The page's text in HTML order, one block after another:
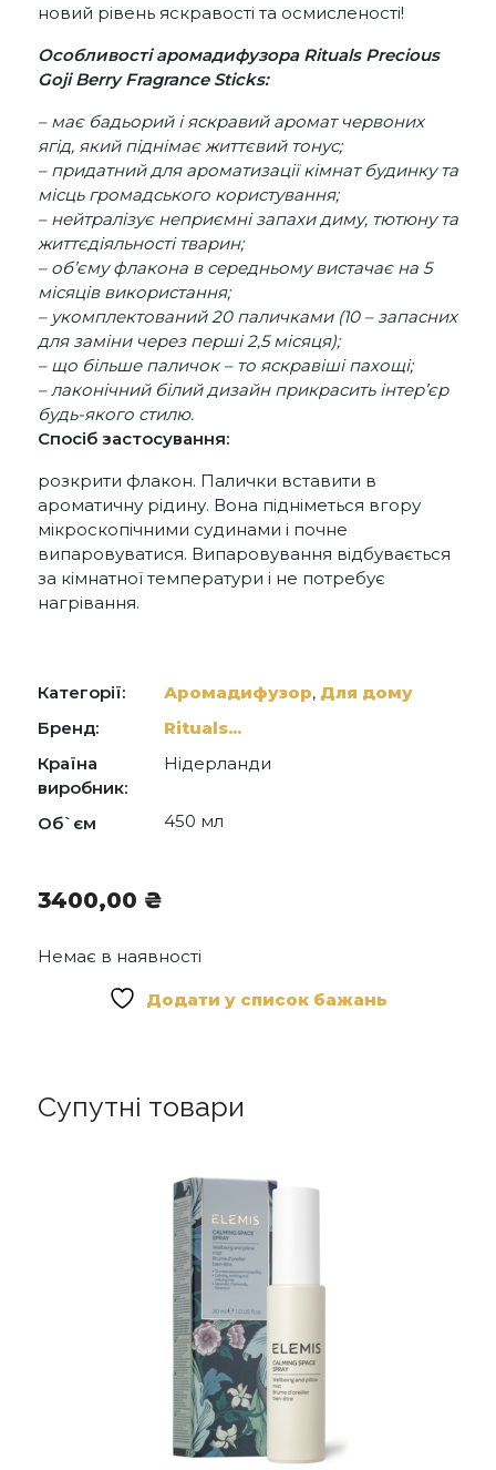
новий рівень яскравості та осмисленості!
Особливості аромадифузора Rituals Precious
Goji Berry Fragrance Sticks:
– має бадьорий і яскравий аромат червоних
ягід, який піднімає життєвий тонус;
– придатний для ароматизації кімнат будинку та
місць громадського користування;
– нейтралізує неприємні запахи диму, тютюну та
життєдіяльності тварин;
– об’єму флакона в середньому вистачає на 5
місяців використання;
– укомплектований 20 паличками (10 – запасних
для заміни через перші 2,5 місяця);
– що більше паличок – то яскравіші пахощі;
– лаконічний білий дизайн прикрасить інтер’єр
будь-якого стилю.
Спосіб застосування:
розкрити флакон. Палички вставити в
ароматичну рідину. Вона підніметься вгору
мікроскопічними судинами і почне
випаровуватися. Випаровування відбувається
за кімнатної температури і не потребує
нагрівання.
Категорії: Аромадифузор, Для дому
Бренд:
Rituals...
Країна
виробник:
Нідерланди
Об`єм 450 мл
3400,00 ₴
Немає в наявності
Додати у список бажань
Супутні товари